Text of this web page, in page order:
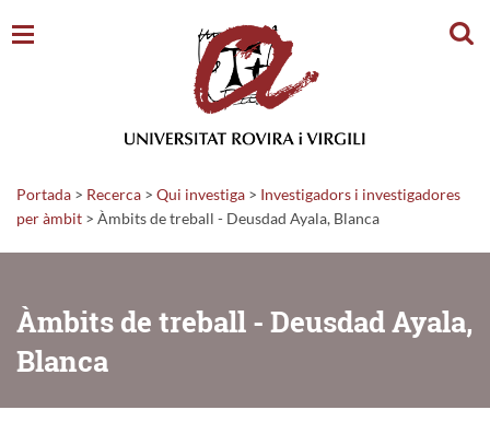
Portada > Recerca > Qui investiga > Investigadors i investigadores
per àmbit > Àmbits de treball - Deusdad Ayala, Blanca
Àmbits de treball - Deusdad Ayala,
Blanca